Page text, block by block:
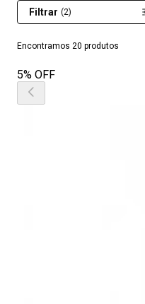
Encontramos 20 produtos
Filtrar (2)
5% OFF